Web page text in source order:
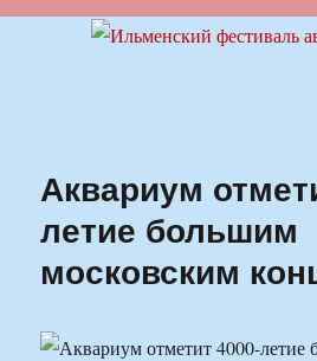
Ильменский
Аквариум
летие большим
московским